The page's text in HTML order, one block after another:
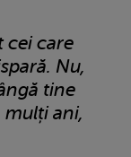
cei care
Nu,
tine
mulți ani,